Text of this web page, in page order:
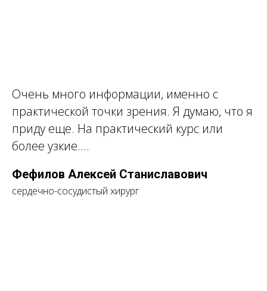
Очень много информации, именно с
практической точки зрения. Я думаю, что я
приду еще. На практический курс или
более узкие....
Фефилов Алексей Станиславович
сердечно-сосудистый хирург